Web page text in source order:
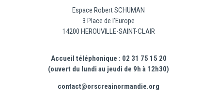
Espace Robert SCHUMAN
3 Place de l’Europe
14200 HEROUVILLE-SAINT-CLAIR
Accueil téléphonique : 02 31 75 15 20
(ouvert du lundi au jeudi de 9h à 12h30)
contact@orscreainormandie.org